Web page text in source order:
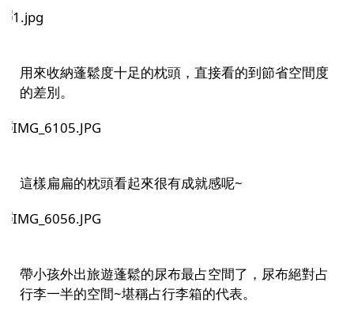
用來收納蓬鬆度十足的枕頭，直接看的到節省空間度
的差別。
這樣扁扁的枕頭看起來很有成就感呢~
帶小孩外出旅遊蓬鬆的尿布最占空間了，尿布絕對占
行李一半的空間~堪稱占行李箱的代表。